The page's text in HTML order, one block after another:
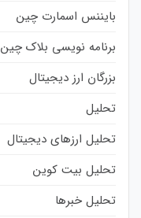
بایننس اسمارت چین
برنامه نویسی بلاک چین
بزرگان ارز دیجیتال
تحلیل
تحلیل ارزهای دیجیتال
تحلیل بیت کوین
تحلیل خبرها